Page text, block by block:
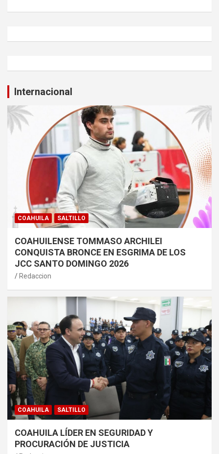
Internacional
COAHUILA SALTILLO
COAHUILENSE TOMMASO ARCHILEI
CONQUISTA BRONCE EN ESGRIMA DE LOS
JCC SANTO DOMINGO 2026
Redaccion
COAHUILA SALTILLO
COAHUILA LÍDER EN SEGURIDAD Y
PROCURACIÓN DE JUSTICIA